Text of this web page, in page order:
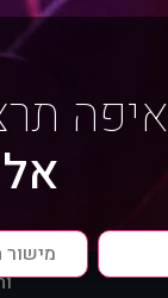
איפה
מישור